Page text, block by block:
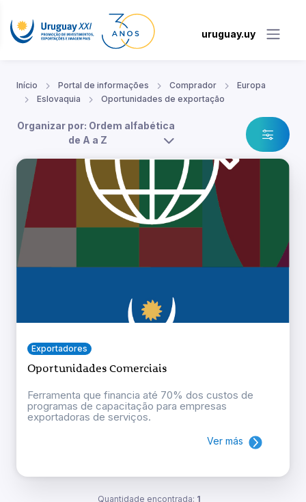
uruguay.uy
Início Portal de informações Comprador
Europa
Eslovaquia
Oportunidades de exportação
Organizar por: Ordem alfabética
de A a Z
Exportadores
Oportunidades Comerciais
Ferramenta que financia até 70% dos custos de
programas de capacitação para empresas
exportadoras de serviços.
Ver más
Quantidade encontrada: 1